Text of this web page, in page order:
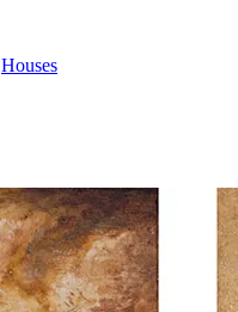
Houses